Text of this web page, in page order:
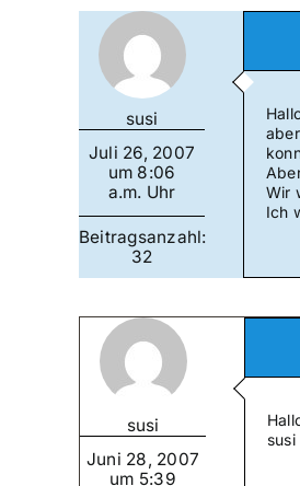
susi
Juli 26, 2007
um 8:06
a.m. Uhr
Beitragsanzahl:
32
Wir
Ich
susi
Juni 28, 2007
um 5:39
susi